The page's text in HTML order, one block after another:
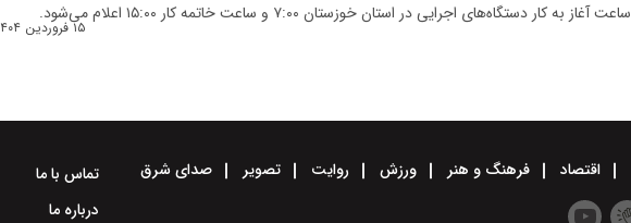
ساعت آغاز به کار دستگاه‌های اجرایی در استان خوزستان ۷:۰۰ و ساعت خاتمه کار ۱۵:۰۰ اعلام می‌شود.
۱۵ فروردین ۱۴۰۴
اقتصاد فرهنگ و هنر ورزش روایت تصویر صدای شرق
تماس با ما
درباره ما